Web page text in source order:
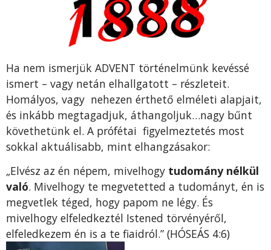
Ha nem ismerjük ADVENT történelmünk kevéssé
ismert – vagy netán elhallgatott – részleteit.
Homályos, vagy nehezen érthető elméleti alapjait,
és inkább megtagadjuk, áthangoljuk…nagy bűnt
követhetünk el. A prófétai figyelmeztetés most
sokkal aktuálisabb, mint elhangzásakor:
„Elvész az én népem, mivelhogy tudomány nélkül
való. Mivelhogy te megvetetted a tudományt, én is
megvetlek téged, hogy papom ne légy. És
mivelhogy elfeledkeztél Istened törvényéről,
elfeledkezem én is a te fiaidról.” (HÓSEÁS 4:6)